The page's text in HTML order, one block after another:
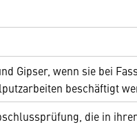
Gipser, wenn sie bei
beschäftigt
die in